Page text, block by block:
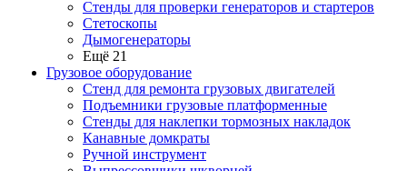
Стенды для проверки генераторов и стартеров
Стетоскопы
Дымогенераторы
Ещё 21
Грузовое оборудование
Стенд для ремонта грузовых двигателей
Подъемники грузовые платформенные
Стенды для наклепки тормозных накладок
Канавные домкраты
Ручной инструмент